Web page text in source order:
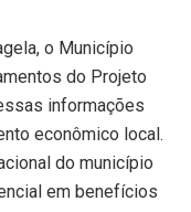
o Município
do Projeto
informações
econômico local.
do município
em benefícios